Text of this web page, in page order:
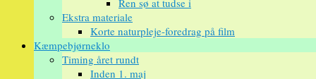
Ren sø at tudse i
Ekstra materiale
Korte naturpleje-foredrag på film
Kæmpebjørneklo
Timing året rundt
Inden 1. maj